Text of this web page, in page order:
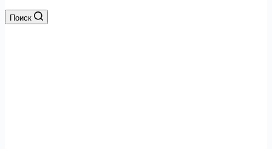
Поиск